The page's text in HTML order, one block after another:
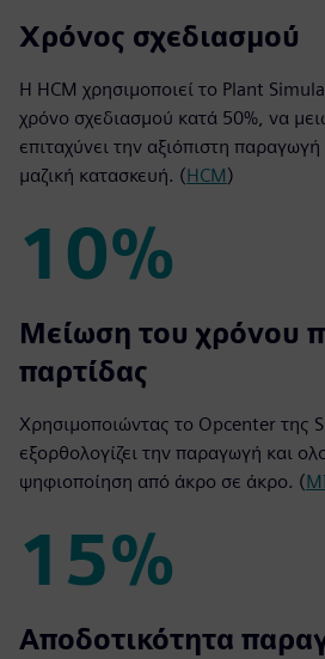
50%
Χρόνος σχεδιασμού
Η HCM χρησιμοποιεί το Plant
χρόνο σχεδιασμού κατά 50%, να
επιταχύνει την αξιόπιστη
μαζική κατασκευή. (HCM)
10%
10%
Μείωση του χρόνου
παρτίδας
Χρησιμοποιώντας το Opcenter της
εξορθολογίζει την παραγωγή και
ψηφιοποίηση από άκρο σε άκρο. (
15%
15%
Αποδοτικότητα